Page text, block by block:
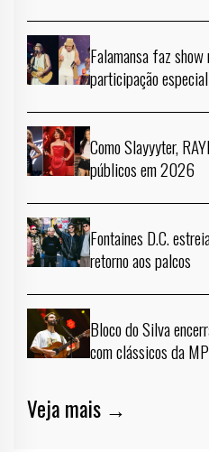
Falamansa faz
participação especial
Como Slayyyter,
públicos em 2026
Fontaines D.C.
retorno aos palcos
Bloco do Silva
com clássicos da
Veja mais →